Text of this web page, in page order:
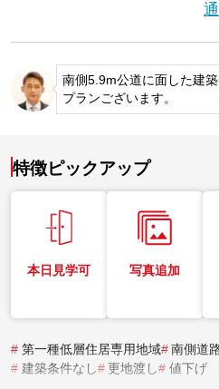
南側5.9m公道に面した建
プランございます。
特徴ピックアップ
本日見学可 写真追加
# 第一種低層住居専用地域# 南側道
# 建築条件なし# 更地渡し# 値下げ